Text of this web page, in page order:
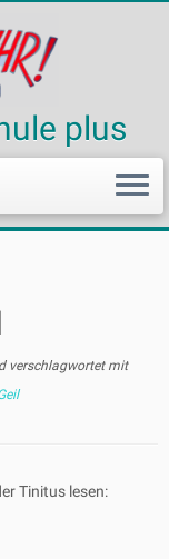
plus
verschlagwortet mit
Tinitus lesen: